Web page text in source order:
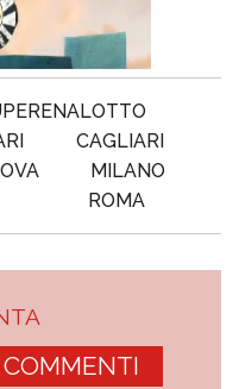
CAGLIARI
MILANO
ROMA